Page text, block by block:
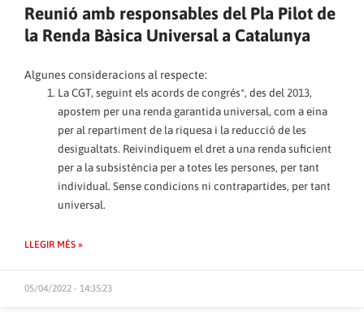
Reunió amb responsables del Pla Pilot de
la Renda Bàsica Universal a Catalunya
Algunes consideracions al respecte:
La CGT, seguint els acords de congrés*, des del 2013,
apostem per una renda garantida universal, com a eina
per al repartiment de la riquesa i la reducció de les
desigualtats. Reivindiquem el dret a una renda suficient
per a la subsistència per a totes les persones, per tant
individual. Sense condicions ni contrapartides, per tant
universal.
LLEGIR MÉS »
05/04/2022 - 14:35:23